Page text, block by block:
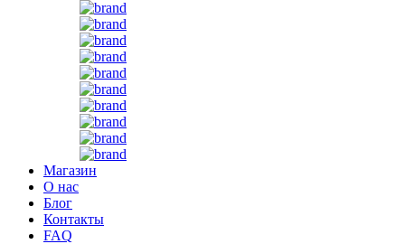
Магазин
О нас
Блог
Контакты
FAQ